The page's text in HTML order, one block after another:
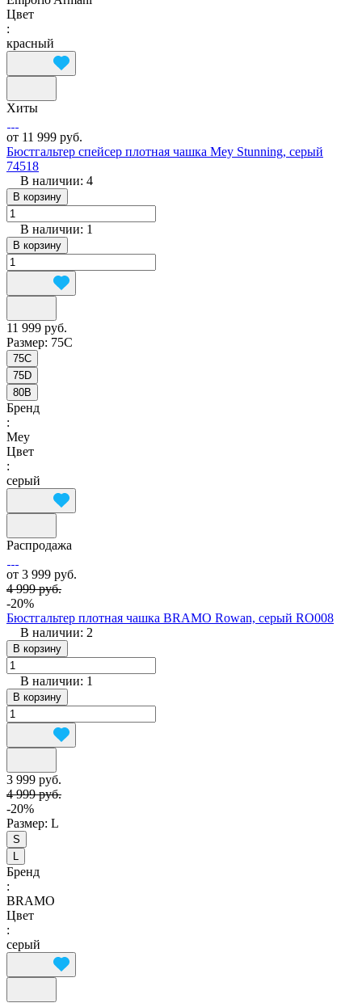
Цвет
:
красный
Хиты
от 11 999 руб.
Бюстгальтер спейсер плотная чашка Mey Stunning, серый
74518
В наличии: 4
В корзину
В наличии: 1
В корзину
11 999 руб.
Размер: 75C
75C
75D
80B
Бренд
:
Mey
Цвет
:
серый
Распродажа
от 3 999 руб.
4 999 руб.
-20%
Бюстгальтер плотная чашка BRAMO Rowan, серый RO008
В наличии: 2
В корзину
В наличии: 1
В корзину
3 999 руб.
4 999 руб.
-20%
Размер: L
S
L
Бренд
:
BRAMO
Цвет
:
серый